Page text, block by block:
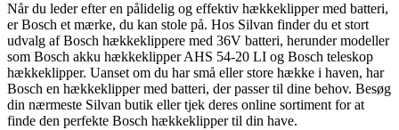
Når du leder efter en pålidelig og effektiv hækkeklipper med batteri,
er Bosch et mærke, du kan stole på. Hos Silvan finder du et stort
udvalg af Bosch hækkeklippere med 36V batteri, herunder modeller
som Bosch akku hækkeklipper AHS 54-20 LI og Bosch teleskop
hækkeklipper. Uanset om du har små eller store hække i haven, har
Bosch en hækkeklipper med batteri, der passer til dine behov. Besøg
din nærmeste Silvan butik eller tjek deres online sortiment for at
finde den perfekte Bosch hækkeklipper til din have.